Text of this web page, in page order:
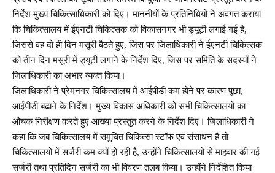
निर्देश मुख्य चिकित्साधिकारी को दिए। माननीयों के प्रतिनिधियों ने अवगत कराया
कि चिकित्सालय में ईएनटी चिकित्सक को विकासनगर भी ड्यूटी लगाई गई है,
जिससे वह दो ही दिन मसूरी बैठते हुए, जिस पर जिलाधिकारी ने ईएनटी चिकित्सक
को तीन दिन मसूरी में ड्यूटी लगाने के निर्देश दिए, जिस पर समिति के सदस्यों ने
जिलाधिकारी का अभार व्यक्त किया।
जिलाधिकारी ने प्रेमनगर चिकित्सालय में आईपीडी कम होने पर कारण पूछा,
आईपीडी बढाने के निर्देश। मुख्य विकास अधिकारी को सभी चिकित्सालयों का
औचक निरीक्षण करते हुए आख्या प्रस्तुत करने के निर्देश दिए। जिलाधिकारी ने
कहा कि जब चिकित्सालय में समुचित चिकित्सा स्टॉफ एवं संसाधन है तो
चिकित्सालयों में सर्जरी कम क्यों हो रही है, उन्होंने चिकित्सालयों से माहवार की गई
सर्जरी तथा प्रतिदिन सर्जरी का भी विवरण तलब किया। उन्होंने निर्देशित किया